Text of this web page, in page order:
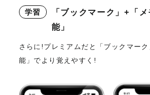
学習
「ブックマーク」+「メ
能」
さらに!プレミアムだと「ブックマー
能」でより覚えやすく!